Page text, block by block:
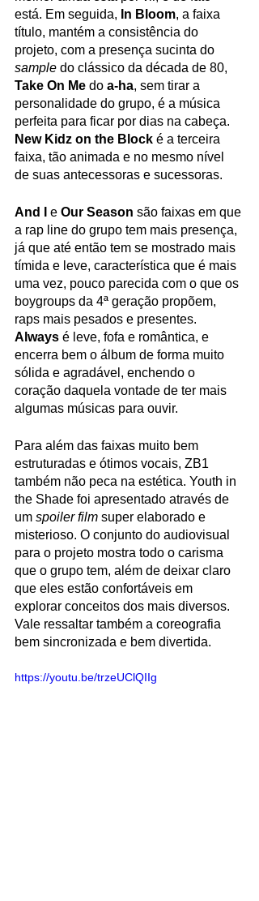
está. Em seguida, In Bloom, a faixa
título, mantém a consistência do
projeto, com a presença sucinta do
sample do clássico da década de 80,
Take On Me do a-ha, sem tirar a
personalidade do grupo, é a música
perfeita para ficar por dias na cabeça.
New Kidz on the Block é a terceira
faixa, tão animada e no mesmo nível
de suas antecessoras e sucessoras.
And I e Our Season são faixas em que
a rap line do grupo tem mais presença,
já que até então tem se mostrado mais
tímida e leve, característica que é mais
uma vez, pouco parecida com o que os
boygroups da 4ª geração propõem,
raps mais pesados e presentes.
Always é leve, fofa e romântica, e
encerra bem o álbum de forma muito
sólida e agradável, enchendo o
coração daquela vontade de ter mais
algumas músicas para ouvir.
Para além das faixas muito bem
estruturadas e ótimos vocais, ZB1
também não peca na estética. Youth in
the Shade foi apresentado através de
um spoiler film super elaborado e
misterioso. O conjunto do audiovisual
para o projeto mostra todo o carisma
que o grupo tem, além de deixar claro
que eles estão confortáveis em
explorar conceitos dos mais diversos.
Vale ressaltar também a coreografia
bem sincronizada e bem divertida.
https://youtu.be/trzeUClQIIg